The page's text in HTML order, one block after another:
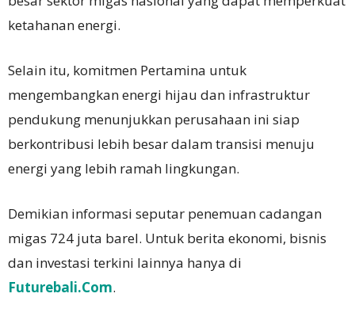
ketahanan energi.
Selain itu, komitmen Pertamina untuk
mengembangkan energi hijau dan infrastruktur
pendukung menunjukkan perusahaan ini siap
berkontribusi lebih besar dalam transisi menuju
energi yang lebih ramah lingkungan.
Demikian informasi seputar penemuan cadangan
migas 724 juta barel. Untuk berita ekonomi, bisnis
dan investasi terkini lainnya hanya di
Futurebali.Com.